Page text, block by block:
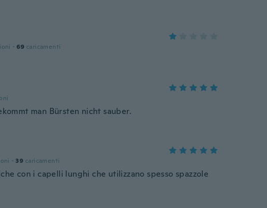
· 69 caricamenti
man Bürsten nicht sauber.
· 39 caricamenti
con i capelli lunghi che utilizzano spesso spazzole